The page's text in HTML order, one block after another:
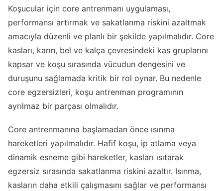
Koşucular için core antrenmanı uygulaması,
performansı artırmak ve sakatlanma riskini azaltmak
amacıyla düzenli ve planlı bir şekilde yapılmalıdır. Core
kasları, karın, bel ve kalça çevresindeki kas gruplarını
kapsar ve koşu sırasında vücudun dengesini ve
duruşunu sağlamada kritik bir rol oynar. Bu nedenle
core egzersizleri, koşu antrenman programının
ayrılmaz bir parçası olmalıdır.
Core antrenmanına başlamadan önce ısınma
hareketleri yapılmalıdır. Hafif koşu, ip atlama veya
dinamik esneme gibi hareketler, kasları ısıtarak
egzersiz sırasında sakatlanma riskini azaltır. Isınma,
kasların daha etkili çalışmasını sağlar ve performansı